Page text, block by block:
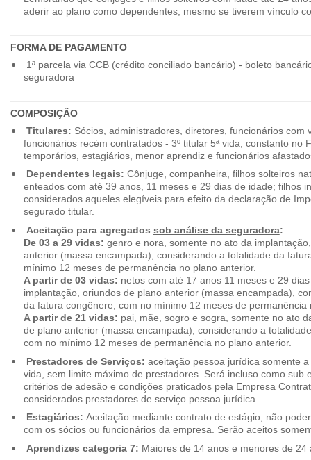
aderir ao plano como dependentes, mesmo se tiverem vínculo
FORMA DE PAGAMENTO
1ª parcela via CCB (crédito conciliado bancário) - boleto
seguradora
COMPOSIÇÃO
Titulares: Sócios, administradores, diretores, funcionários com
funcionários recém contratados - 3º titular 5ª vida, constanto no
temporários, estagiários, menor aprendiz e funcionários
Dependentes legais: Cônjuge, companheira, filhos solteiros
enteados com até 39 anos, 11 meses e 29 dias de idade; filhos
considerados aqueles elegíveis para efeito da declaração de
segurado titular.
Aceitação para agregados sob análise da seguradora:
De 03 a 29 vidas: genro e nora, somente no ato da
anterior (massa encampada), considerando a totalidade da
mínimo 12 meses de permanência no plano anterior.
A partir de 03 vidas: netos com até 17 anos 11 meses e 29
implantação, oriundos de plano anterior (massa encampada),
da fatura congênere, com no mínimo 12 meses de permanência
A partir de 21 vidas: pai, mãe, sogro e sogra, somente no ato
de plano anterior (massa encampada), considerando a
com no mínimo 12 meses de permanência no plano anterior.
Prestadores de Serviços: aceitação pessoa jurídica somente a
vida, sem limite máximo de prestadores. Será incluso como sub
critérios de adesão e condições praticados pela Empresa
considerados prestadores de serviço pessoa jurídica.
Estagiários: Aceitação mediante contrato de estágio, não
com os sócios ou funcionários da empresa. Serão aceitos
Aprendizes categoria 7: Maiores de 14 anos e menores de 24